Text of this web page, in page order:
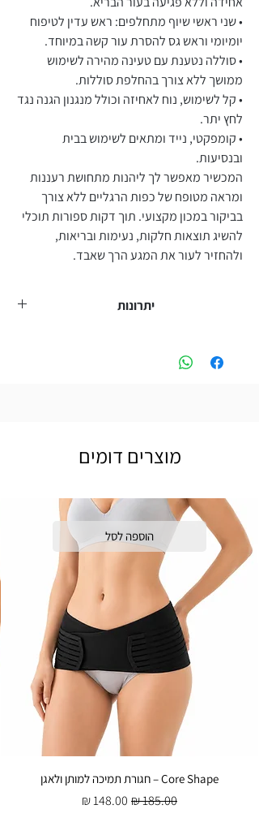
• שני ראשי שיוף מתחלפים: ראש עדין לטיפוח
יומיומי וראש גס להסרת עור קשה במיוחד.
• סוללה נטענת עם טעינה מהירה לשימוש
ממושך ללא צורך בהחלפת סוללות.
• קל לשימוש, נוח לאחיזה וכולל מנגנון הגנה נגד
לחץ יתר.
• קומפקטי, נייד ומתאים לשימוש בבית
ובנסיעות.
המכשיר מאפשר לך ליהנות מתחושת רעננות
ומראה מטופח של כפות הרגליים ללא צורך
בביקור במכון מקצועי. תוך דקות ספורות תוכלי
להשיג תוצאות חלקות, נעימות ובריאות,
ולהחזיר לעור את המגע הרך שאבד.
יתרונות
את כפות הרגליים חלקות ונעימות למגע.
גלילי שיוף עשויים מנירוסטה עמידה שאינה
מוצרים דומים
הוספה לסל
Core Shape – חגורת תמיכה למותן ולאגן
מחיר רגיל מחיר מבצע